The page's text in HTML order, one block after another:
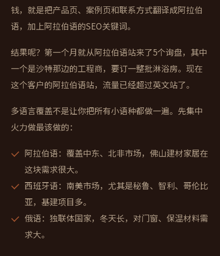
钱，就是把产品页、案例页和联系方式翻译成阿拉伯
语，加上阿拉伯语的SEO关键词。
结果呢？第一个月就从阿拉伯语站来了5个询盘，其中
一个是沙特那边的工程商，要订一整批淋浴房。现在
这个客户的阿拉伯语站，流量已经超过英文站了。
多语言覆盖不是让你把所有小语种都做一遍。先集中
火力做最该做的：
阿拉伯语：覆盖中东、北非市场，佛山建材家居在
这块需求很大。
西班牙语：南美市场，尤其是秘鲁、智利、哥伦比
亚，基建项目多。
俄语：独联体国家，冬天长，对门窗、保温材料需
求大。